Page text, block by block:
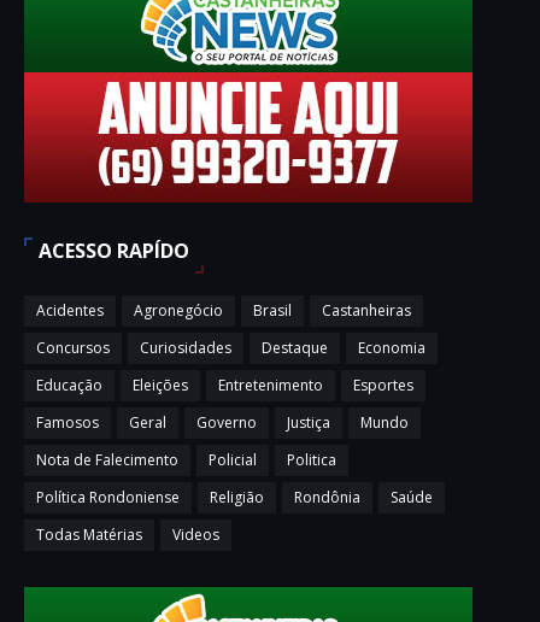
ACESSO RAPÍDO
Acidentes Agronegócio Brasil
Castanheiras
Concursos
Curiosidades Destaque
Economia
Educação
Eleições Entretenimento
Esportes
Famosos
Geral Governo Justiça
Mundo
Nota de Falecimento
Policial
Politica
Política Rondoniense
Religião Rondônia
Saúde
Todas Matérias
Videos